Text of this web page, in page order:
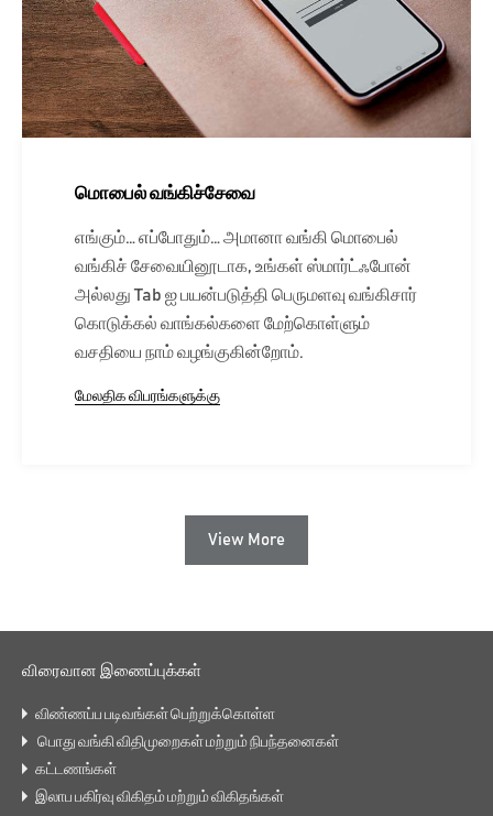
மொபைல் வங்கிச்சேவை
எங்கும்… எப்போதும்… அமானா வங்கி மொபைல்
வங்கிச் சேவையினூடாக, உங்கள் ஸ்மார்ட்ஃபோன்
அல்லது Tab ஐ பயன்படுத்தி பெருமளவு வங்கிசார்
கொடுக்கல் வாங்கல்களை மேற்கொள்ளும்
வசதியை நாம் வழங்குகின்றோம்.
மேலதிக விபரங்களுக்கு
View More
விரைவான இணைப்புக்கள்
விண்ணப்ப படிவங்கள் பெற்றுக்கொள்ள
பொது வங்கி விதிமுறைகள் மற்றும் நிபந்தனைகள்
கட்டணங்கள்
இலாப பகிர்வு விகிதம் மற்றும் விகிதங்கள்